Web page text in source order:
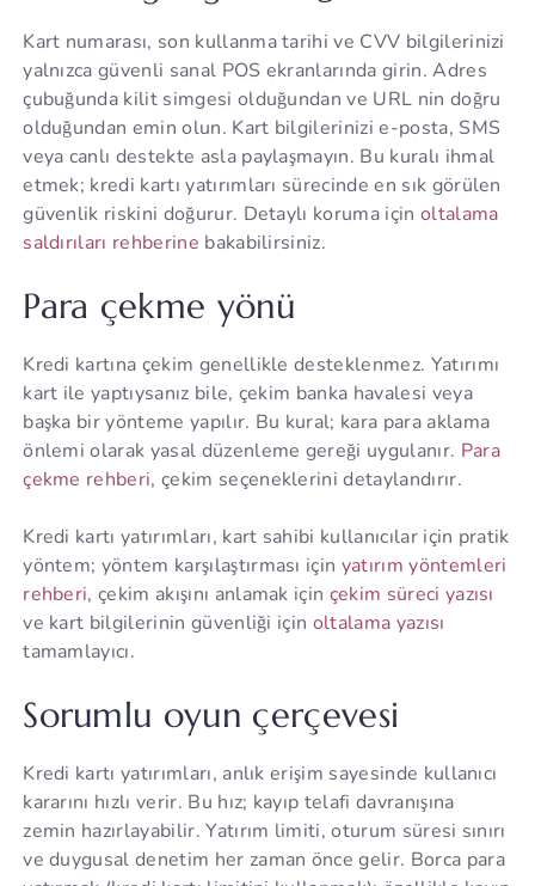
Kart numarası, son kullanma tarihi ve CVV bilgilerinizi
yalnızca güvenli sanal POS ekranlarında girin. Adres
çubuğunda kilit simgesi olduğundan ve URL nin doğru
olduğundan emin olun. Kart bilgilerinizi e-posta, SMS
veya canlı destekte asla paylaşmayın. Bu kuralı ihmal
etmek; kredi kartı yatırımları sürecinde en sık görülen
güvenlik riskini doğurur. Detaylı koruma için oltalama
saldırıları rehberine bakabilirsiniz.
Para çekme yönü
Kredi kartına çekim genellikle desteklenmez. Yatırımı
kart ile yaptıysanız bile, çekim banka havalesi veya
başka bir yönteme yapılır. Bu kural; kara para aklama
önlemi olarak yasal düzenleme gereği uygulanır. Para
çekme rehberi, çekim seçeneklerini detaylandırır.
Kredi kartı yatırımları, kart sahibi kullanıcılar için pratik
yöntem; yöntem karşılaştırması için yatırım yöntemleri
rehberi, çekim akışını anlamak için çekim süreci yazısı
ve kart bilgilerinin güvenliği için oltalama yazısı
tamamlayıcı.
Sorumlu oyun çerçevesi
Kredi kartı yatırımları, anlık erişim sayesinde kullanıcı
kararını hızlı verir. Bu hız; kayıp telafi davranışına
zemin hazırlayabilir. Yatırım limiti, oturum süresi sınırı
ve duygusal denetim her zaman önce gelir. Borca para